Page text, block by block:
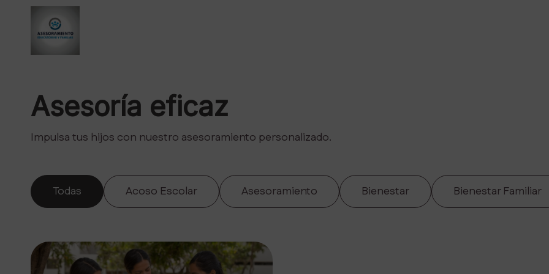
Asesoría eficaz
Impulsa tus hijos con nuestro asesoramiento personalizado.
Todas Acoso Escolar Asesoramiento Bienestar Bienestar Familiar